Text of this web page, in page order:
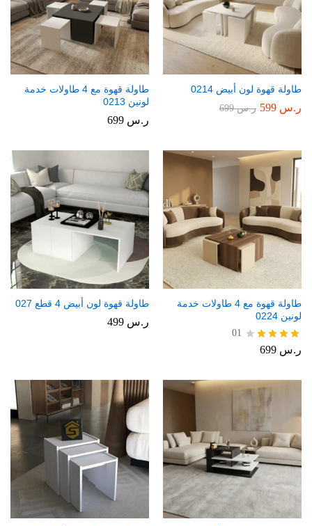
طاولة قهوة لون أبيض 0214
ر.س ر.س699
طاولة قهوة مع 4 طاولات خدمة
لونين 0213
ر.س
طاولة قهوة مع 4 طاولات خدمة
لونين 0224
تم
من 5
01
ر.س
طاولة قهوة لون أبيض 4 قطع 027
ر.س